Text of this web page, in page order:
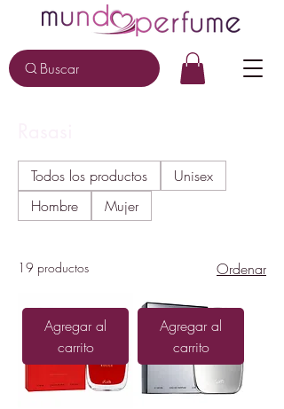
Buscar
Todos los productos
Unisex
Hombre
Mujer
19 productos Ordenar
Agregar al
carrito
Agregar al
carrito